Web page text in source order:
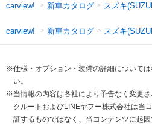
carview! 新車カタログ スズキ
carview! 新車カタログ スズキ
※仕様・オプション・装備の詳細について
い。
※当情報の内容は各社により予告なく変更
クルートおよびLINEヤフー株式会社は当
証するものではなく、当コンテンツに起